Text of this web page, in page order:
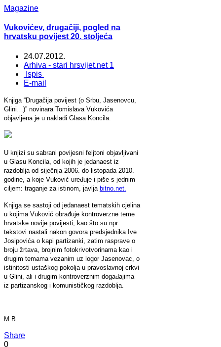
Magazine
Vukovićev, drugačiji, pogled na
hrvatsku povijest 20. stoljeća
24.07.2012.
Arhiva - stari hrsvijet.net 1
Ispis
E-mail
Knjiga “Drugačija povijest (o Srbu, Jasenovcu,
Glini…)” novinara Tomislava Vukovića
objavljena je u nakladi Glasa Koncila.
U knjizi su sabrani povijesni feljtoni objavljivani
u Glasu Koncila, od kojih je jedanaest iz
razdoblja od siječnja 2006. do listopada 2010.
godine, a koje Vuković uređuje i piše s jednim
ciljem: traganje za istinom, javlja bitno.net.
Knjiga se sastoji od jedanaest tematskih cjelina
u kojima Vuković obrađuje kontroverzne teme
hrvatske novije povijesti, kao što su npr.
tekstovi nastali nakon govora predsjednika Ive
Josipovića o kapi partizanki, zatim rasprave o
broju žrtava, brojnim fotokrivotvorinama kao i
drugim temama vezanim uz logor Jasenovac, o
istinitosti ustaškog pokolja u pravoslavnoj crkvi
u Glini, ali i drugim kontroverznim događajima
iz partizanskog i komunističkog razdoblja.
M.B.
Share
0